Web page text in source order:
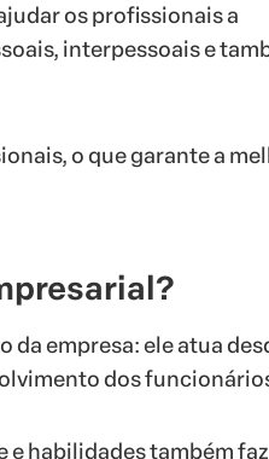
os profissionais a
interpessoais e
o que garante a
da empresa: ele atua
dos
e habilidades também